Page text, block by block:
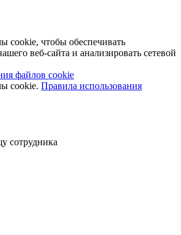
cookie, чтобы обеспечивать
веб-сайта и анализировать сетевой
файлов cookie
cookie. Правила использования
сотрудника